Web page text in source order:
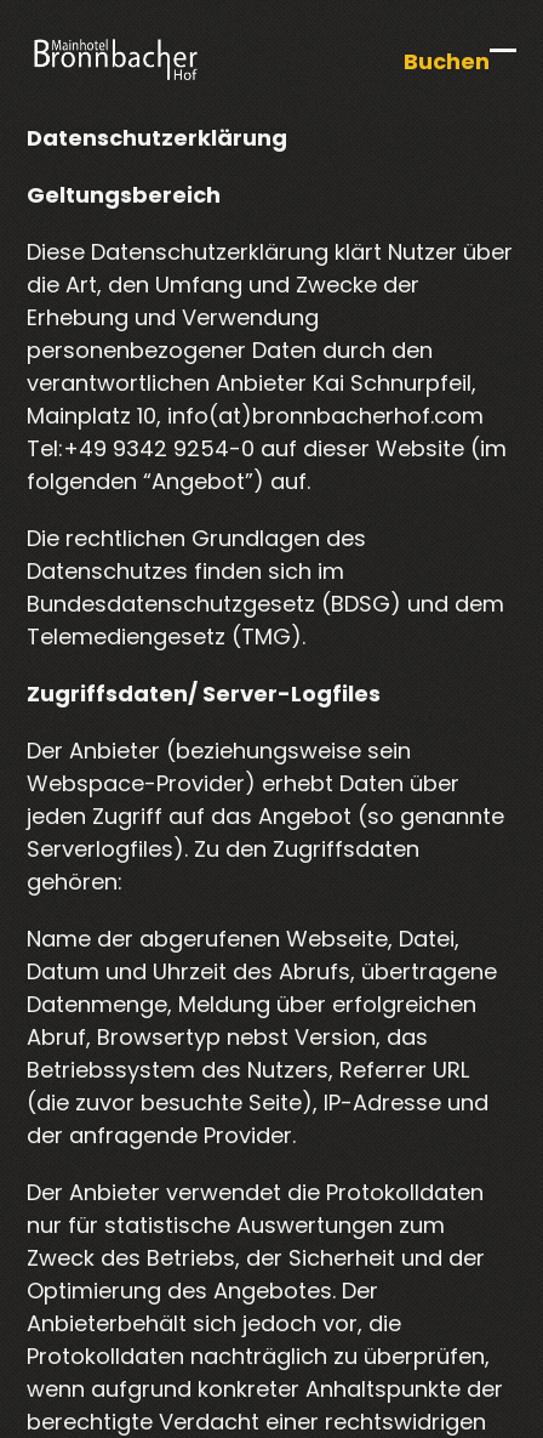
Buchen
Datenschutzerklärung
Geltungsbereich
Diese Datenschutzerklärung klärt Nutzer über
die Art, den Umfang und Zwecke der
Erhebung und Verwendung
personenbezogener Daten durch den
verantwortlichen Anbieter Kai Schnurpfeil,
Mainplatz 10, info(at)bronnbacherhof.com
Tel:+49 9342 9254-0 auf dieser Website (im
folgenden “Angebot”) auf.
Die rechtlichen Grundlagen des
Datenschutzes finden sich im
Bundesdatenschutzgesetz (BDSG) und dem
Telemediengesetz (TMG).
Zugriffsdaten/ Server-Logfiles
Der Anbieter (beziehungsweise sein
Webspace-Provider) erhebt Daten über
jeden Zugriff auf das Angebot (so genannte
Serverlogfiles). Zu den Zugriffsdaten
gehören:
Name der abgerufenen Webseite, Datei,
Datum und Uhrzeit des Abrufs, übertragene
Datenmenge, Meldung über erfolgreichen
Abruf, Browsertyp nebst Version, das
Betriebssystem des Nutzers, Referrer URL
(die zuvor besuchte Seite), IP-Adresse und
der anfragende Provider.
Der Anbieter verwendet die Protokolldaten
nur für statistische Auswertungen zum
Zweck des Betriebs, der Sicherheit und der
Optimierung des Angebotes. Der
Anbieterbehält sich jedoch vor, die
Protokolldaten nachträglich zu überprüfen,
wenn aufgrund konkreter Anhaltspunkte der
berechtigte Verdacht einer rechtswidrigen